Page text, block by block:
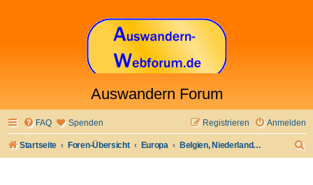
Auswandern Forum
FAQ Spenden Anmelden
Registrieren
Startseite Foren-Übersicht Europa Belgien, Niederlande, Luxemburg